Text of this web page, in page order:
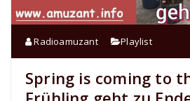
Radioamuzant Playlist
Spring is coming to